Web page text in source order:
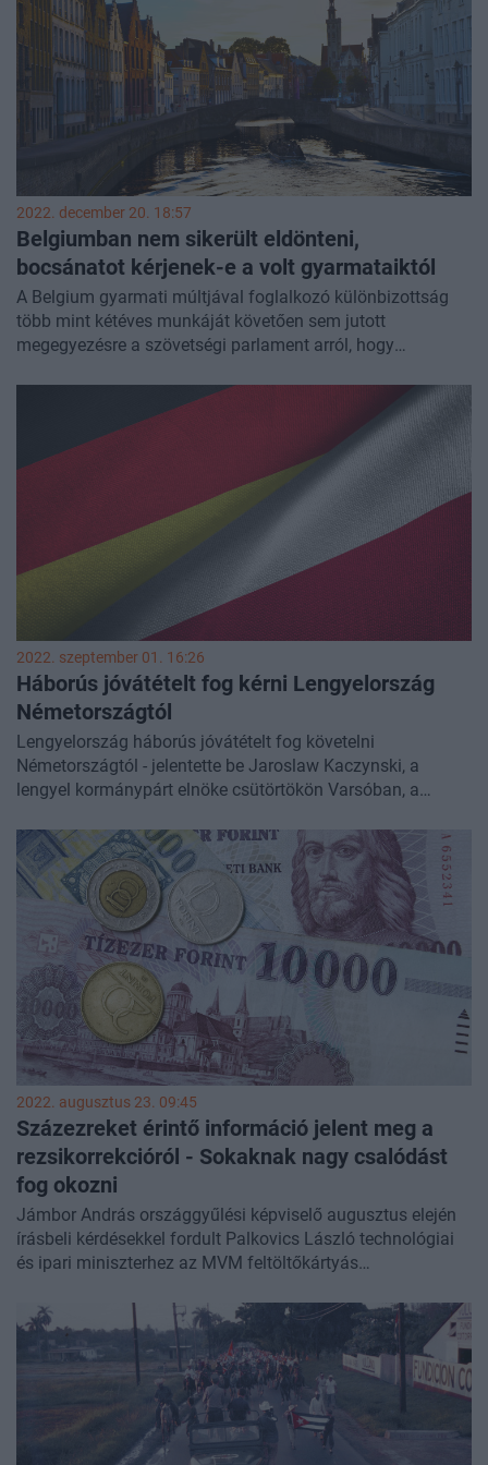
2022. december 20. 18:57
Belgiumban nem sikerült eldönteni,
bocsánatot kérjenek-e a volt gyarmataiktól
A Belgium gyarmati múltjával foglalkozó különbizottság
több mint kétéves munkáját követően sem jutott
megegyezésre a szövetségi parlament arról, hogy
Demokratikus Köztársaságtól, Burunditól és Ruandától a
kizsákmányoláson alapuló rendszer miatt - jelentette
kedden a The Brussels Times hírportál.
2022. szeptember 01. 16:26
Háborús jóvátételt fog kérni Lengyelország
Németországtól
Lengyelország háborús jóvátételt fog követelni
Németországtól - jelentette be Jaroslaw Kaczynski, a
lengyel kormánypárt elnöke csütörtökön Varsóban, a
forintnak megfelelő összegre rúgó lengyel veszteségekről
szóló jelentés ismertetésekor.
2022. augusztus 23. 09:45
Százezreket érintő információ jelent meg a
rezsikorrekcióról - Sokaknak nagy csalódást
fog okozni
Jámbor András országgyűlési képviselő augusztus elején
írásbeli kérdésekkel fordult Palkovics László technológiai
és ipari miniszterhez az MVM feltöltőkártyás
nem rezsicsökkentett, hanem emelt áron adta el az áramot.
A miniszterválaszábólkiderült, hogy a rezsicsökkentés
elszámolására kitalált szoftvert még fejlesztés alatt áll, a
megkárosított ügyfeleket pedig utólag tervezik kárpótolni,
amelyet igényelni kell, nem jár automatikusan.